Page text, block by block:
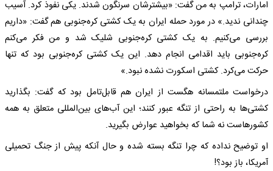
امارات، ترامپ به من گفت: «بیشترشان سرنگون شدند. یکی نفوذ کرد. آسیب
چندانی ندید.» در مورد حمله ایران به یک کشتی کره‌جنوبی هم گفت: «داریم
بررسی می‌کنیم. به یک کشتی کره‌جنوبی شلیک شد و من فکر می‌کنم
کره‌جنوبی باید اقدامی انجام دهد. این یک کشتی کره‌جنوبی بود که تنها
حرکت می‌کرد. کشتی اسکورت نشده نبود.»
درخواست ملتمسانه هگست از ایران هم قابل‌تامل بود که گفت: بگذارید
کشتی‌ها به راحتی از تنگه عبور کنند؛ این آب‌های بین‌المللی متعلق به همه
کشورهاست نه شما که بخواهید عوارض بگیرید.
او توضیح نداده که چرا تنگه بسته شده و حال آنکه پیش از جنگ تحمیلی
آمریکا، باز بود؟!